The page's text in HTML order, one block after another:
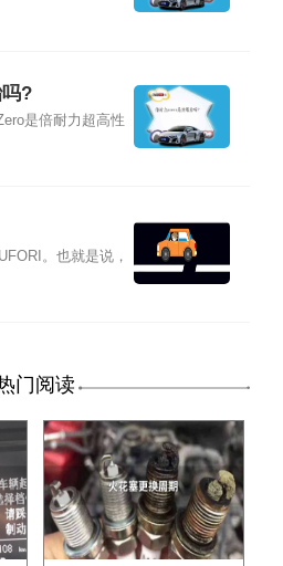
?
是倍耐力超高性
。也就是说，
门阅读